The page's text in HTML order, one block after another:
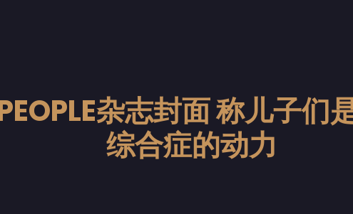
杂志封面 称儿子们
综合症的动力